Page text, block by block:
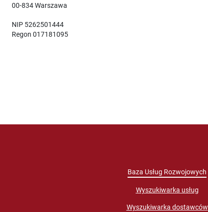
00-834 Warszawa
NIP 5262501444
Regon 017181095
Baza Usług Rozwojowych
Wyszukiwarka usług
Wyszukiwarka dostawców